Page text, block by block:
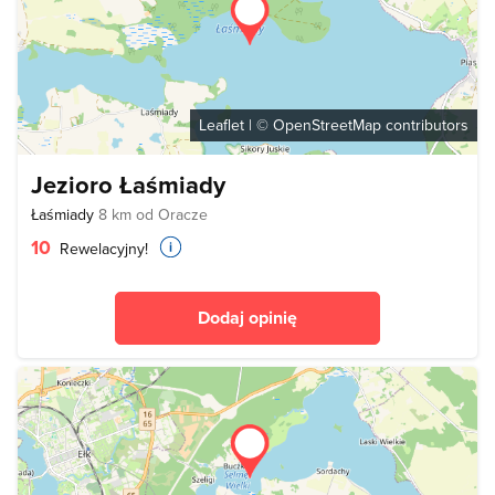
Leaflet | © OpenStreetMap contributors
Jezioro Łaśmiady
Łaśmiady 8 km od Oracze
10 Rewelacyjny!
Dodaj opinię